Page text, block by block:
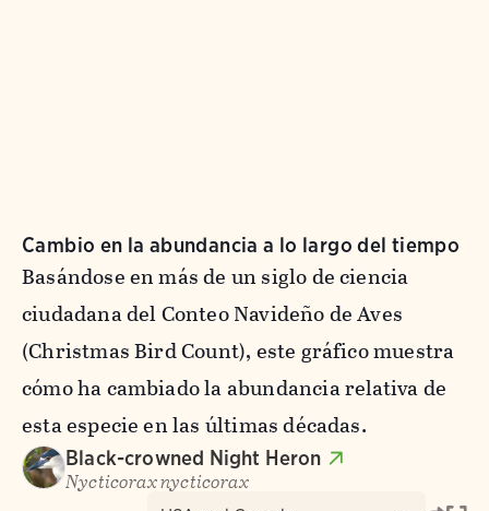
Cambio en la abundancia a lo largo del tiempo
Basándose en más de un siglo de ciencia
ciudadana del Conteo Navideño de Aves
(Christmas Bird Count), este gráfico muestra
cómo ha cambiado la abundancia relativa de
esta especie en las últimas décadas.